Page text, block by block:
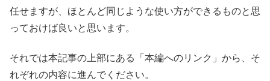
任せますが、ほとんど同じような使い方ができるものと思
っておけば良いと思います。
それでは本記事の上部にある「本編へのリンク」から、そ
れぞれの内容に進んでください。